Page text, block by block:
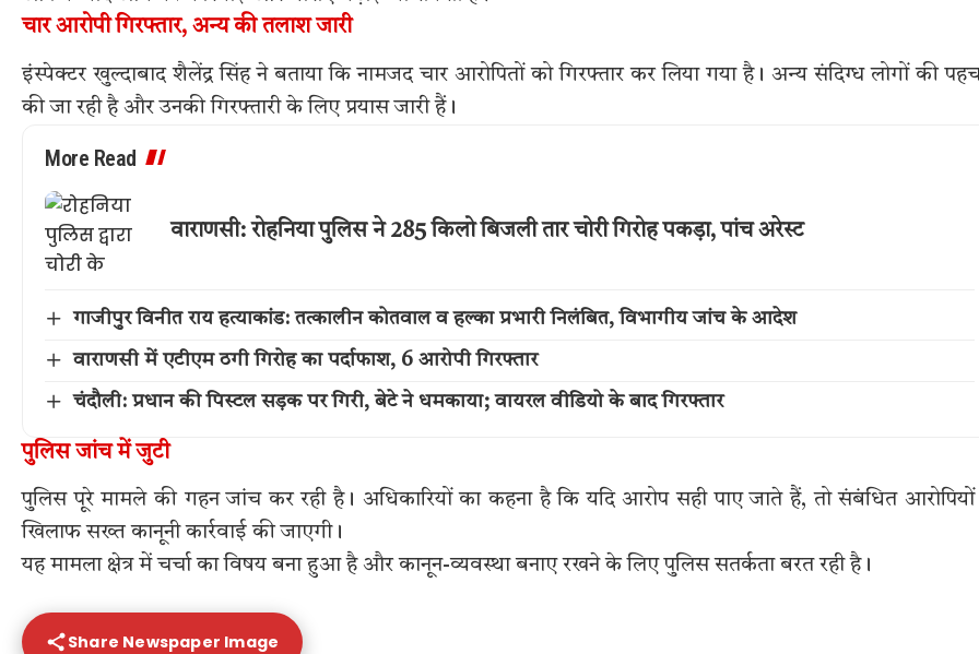
चार आरोपी गिरफ्तार, अन्य की तलाश जारी
इंस्पेक्टर खुल्दाबाद शैलेंद्र सिंह ने बताया कि नामजद चार आरोपितों को गिरफ्तार कर लिया गया है। अन्य संदिग्ध लोगों की
की जा रही है और उनकी गिरफ्तारी के लिए प्रयास जारी हैं।
More Read
वाराणसी: रोहनिया पुलिस ने 285 किलो बिजली तार चोरी गिरोह पकड़ा, पांच अरेस्ट
गाजीपुर विनीत राय हत्याकांड: तत्कालीन कोतवाल व हल्का प्रभारी निलंबित, विभागीय जांच के आदेश
वाराणसी में एटीएम ठगी गिरोह का पर्दाफाश, 6 आरोपी गिरफ्तार
चंदौली: प्रधान की पिस्टल सड़क पर गिरी, बेटे ने धमकाया; वायरल वीडियो के बाद गिरफ्तार
पुलिस जांच में जुटी
पुलिस पूरे मामले की गहन जांच कर रही है। अधिकारियों का कहना है कि यदि आरोप सही पाए जाते हैं, तो संबंधित
खिलाफ सख्त कानूनी कार्रवाई की जाएगी।
यह मामला क्षेत्र में चर्चा का विषय बना हुआ है और कानून-व्यवस्था बनाए रखने के लिए पुलिस सतर्कता बरत रही है।
Share Newspaper Image